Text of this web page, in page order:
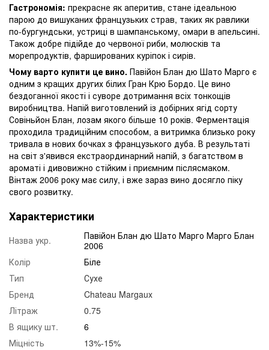
Гастрономія: прекрасне як аперитив, стане ідеальною
парою до вишуканих французьких страв, таких як равлики
по-бургундськи, устриці в шампанському, омари в апельсині.
Також добре підійде до червоної риби, молюсків та
морепродуктів, фаршированих куріпок і сирів.
Чому варто купити це вино. Павійон Блан дю Шато Марго є
одним з кращих других білих Гран Крю Бордо. Це вино
бездоганної якості і суворе дотримання всіх тонкощів
виробництва. Напій виготовлений із добірних ягід сорту
Совіньйон Блан, лозам якого більше 10 років. Ферментація
проходила традиційним способом, а витримка близько року
тривала в нових бочках з французького дуба. В результаті
на світ з'явився екстраординарний напій, з багатством в
ароматі і дивовижно стійким і приємним післясмаком.
Вінтаж 2006 року має силу, і вже зараз вино досягло піку
свого розвитку.
Характеристики
Назва укр.
Павійон Блан дю Шато Марго Марго Блан
2006
Колір
Біле
Тип
Сухе
Бренд
Chateau Margaux
Літраж
0.75
В ящику шт.
6
Міцність
13%-15%